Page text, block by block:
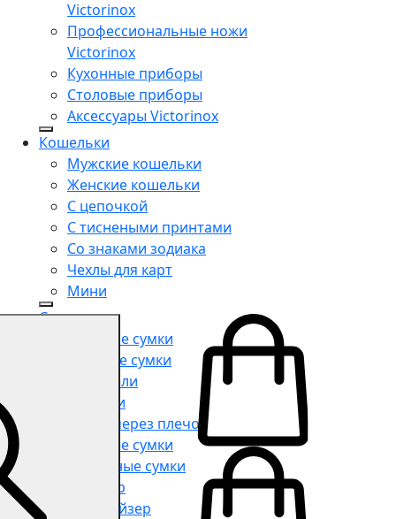
Victorinox
Профессиональные ножи
Victorinox
Кухонные приборы
Столовые приборы
Аксессуары Victorinox
Кошельки
Мужские кошельки
Женские кошельки
С цепочкой
С тиснеными принтами
Со знаками зодиака
Чехлы для карт
Мини
Сумки
Мужские сумки
Женские сумки
Портфели
Рюкзаки
Сумки через плечо
Поясные сумки
Дорожные сумки
Шоппер
Органайзер